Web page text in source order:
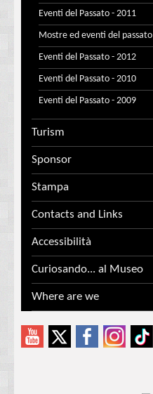
Eventi del Passato - 2011
Mostre ed eventi del passato
Eventi del Passato - 2012
Eventi del Passato - 2010
Eventi del Passato - 2009
Turism
Sponsor
Stampa
Contacts and Links
Accessibilità
Curiosando... al Museo
Where are we